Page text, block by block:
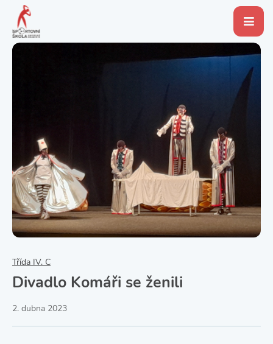
Třída IV. C
Divadlo Komáři se ženili
2. dubna 2023